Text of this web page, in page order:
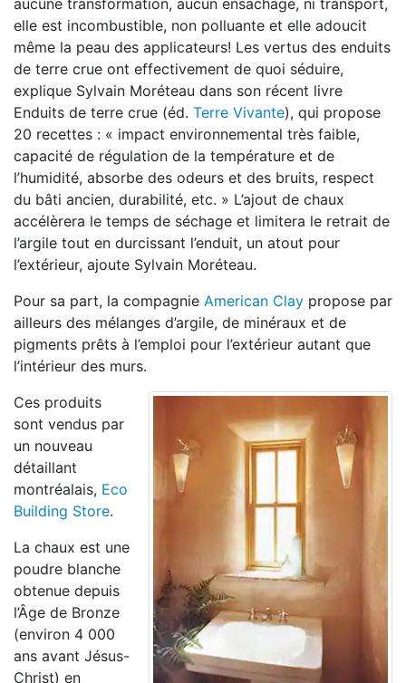
aucune transformation, aucun ensachage, ni transport,
elle est incombustible, non polluante et elle adoucit
même la peau des applicateurs! Les vertus des enduits
de terre crue ont effectivement de quoi séduire,
explique Sylvain Moréteau dans son récent livre
Enduits de terre crue (éd. Terre Vivante), qui propose
20 recettes : « impact environnemental très faible,
capacité de régulation de la température et de
l’humidité, absorbe des odeurs et des bruits, respect
du bâti ancien, durabilité, etc. » L’ajout de chaux
accélèrera le temps de séchage et limitera le retrait de
l’argile tout en durcissant l’enduit, un atout pour
l’extérieur, ajoute Sylvain Moréteau.
Pour sa part, la compagnie American Clay propose par
ailleurs des mélanges d’argile, de minéraux et de
pigments prêts à l’emploi pour l’extérieur autant que
l’intérieur des murs.
Ces produits
sont vendus par
un nouveau
détaillant
montréalais, Eco
Building Store.
La chaux est une
poudre blanche
obtenue depuis
l’Âge de Bronze
(environ 4 000
ans avant Jésus-
Christ) en